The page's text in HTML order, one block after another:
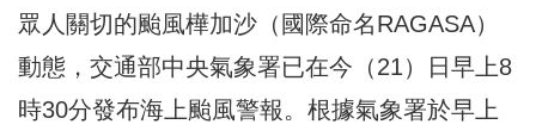
眾人關切的颱風樺加沙（國際命名RAGASA）
動態，交通部中央氣象署已在今（21）日早上8
時30分發布海上颱風警報。根據氣象署於早上